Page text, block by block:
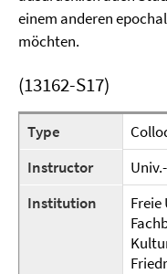
einem anderen
möchten.
(13162-S17)
Type
Instructor
Institution